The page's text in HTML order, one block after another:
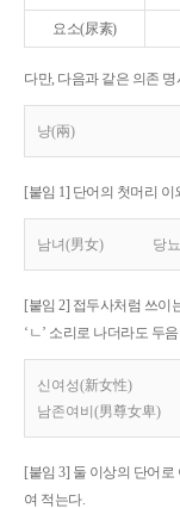
요소(尿素)
다만, 다음과 같은 의존 명
냥(兩)
[붙임 1] 단어의 첫머리
남녀(男女) 당
[붙임 2] 접두사처럼 쓰이
‘ㄴ’ 소리로 나더라도 두
신여성(新女性)
남존여비(男尊女卑)
[붙임 3] 둘 이상의 단어
여 적는다.